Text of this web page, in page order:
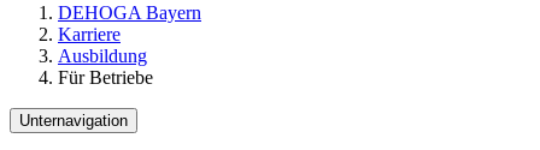
DEHOGA Bayern
Karriere
Ausbildung
Für Betriebe
Unternavigation